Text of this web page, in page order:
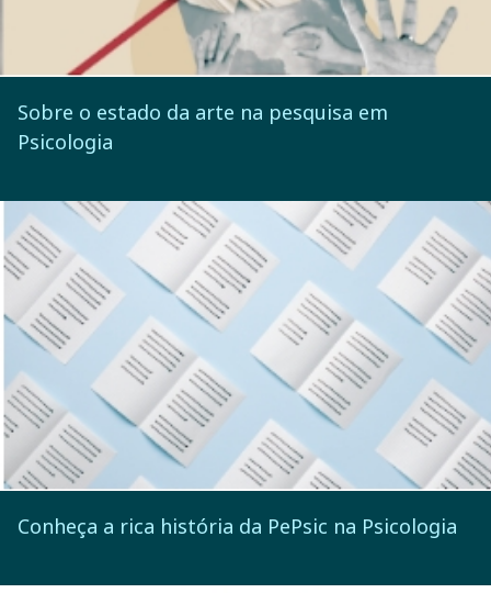
Sobre o estado da arte na pesquisa em
Psicologia
Conheça a rica história da PePsic na Psicologia